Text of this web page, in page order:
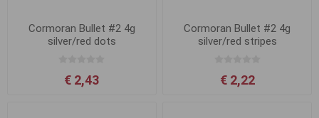
Cormoran Bullet #2 4g
silver/red dots
€ 2,43
Cormoran Bullet #2 4g
silver/red stripes
€ 2,22